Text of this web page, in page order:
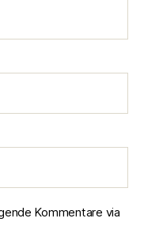
Kommentare via